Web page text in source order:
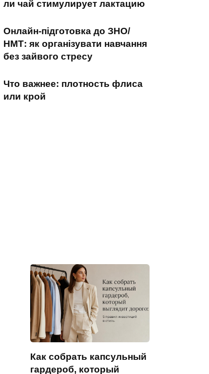
ли чай стимулирует лактацию
Онлайн-підготовка до ЗНО/
НМТ: як організувати навчання
без зайвого стресу
Что важнее: плотность флиса
или крой
Как собрать капсульный
гардероб, который